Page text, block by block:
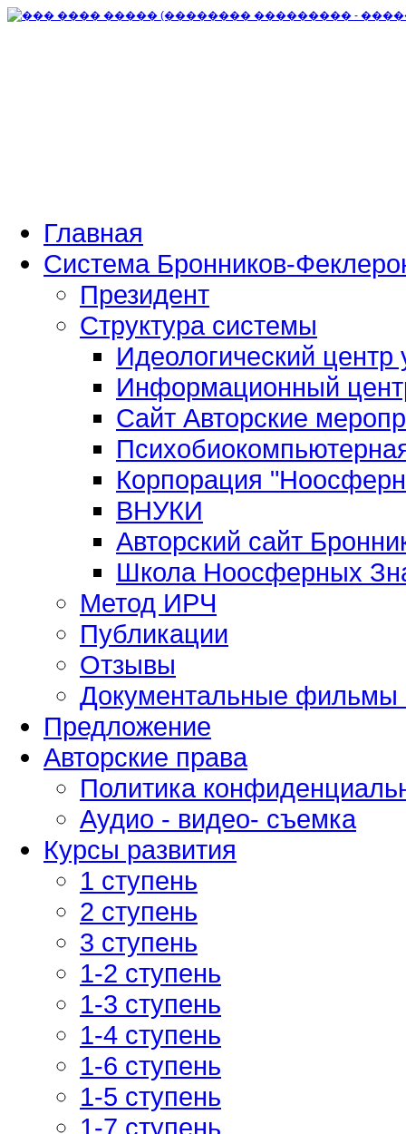
Главная
Система Бронников-
Президент
Структура системы
Идеологический центр
Информационный
Сайт Авторские
Корпорация
ВНУКИ
Авторский сайт
Школа Ноосферных
Метод ИРЧ
Публикации
Отзывы
Документальные фильмы
Предложение
Авторские права
Политика
Аудио - видео- съемка
Курсы развития
1 ступень
2 ступень
3 ступень
1-2 ступень
1-3 ступень
1-4 ступень
1-6 ступень
1-5 ступень
1-7 ступень